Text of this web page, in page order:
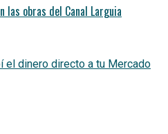
las obras del Canal Larguia